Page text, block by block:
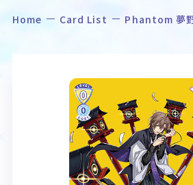
Home
作品タイトル 商品
Event
イベント カー
Rule / Q&A
Home Card List Phantom 夢